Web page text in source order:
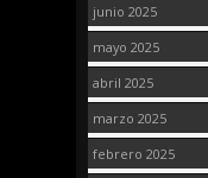
junio 2025
mayo 2025
abril 2025
marzo 2025
febrero 2025